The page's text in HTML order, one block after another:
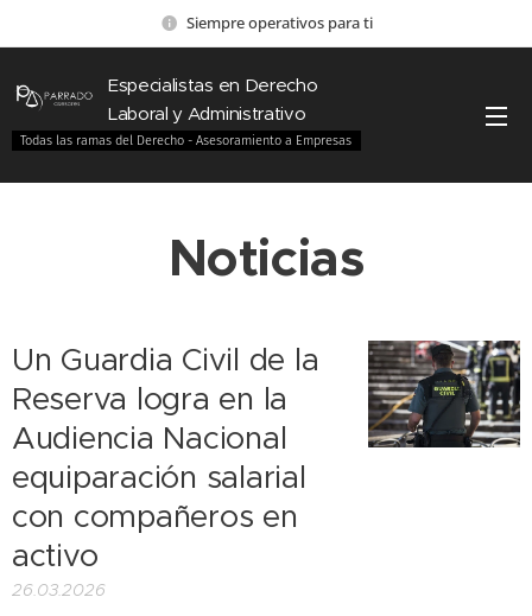
Siempre operativos para ti
Especialistas en Derecho
Laboral y Administrativo
Todas las ramas del Derecho - Asesoramiento a Empresas
Noticias
Un Guardia Civil de la
Reserva logra en la
Audiencia Nacional
equiparación salarial
con compañeros en
activo
26.03.2026